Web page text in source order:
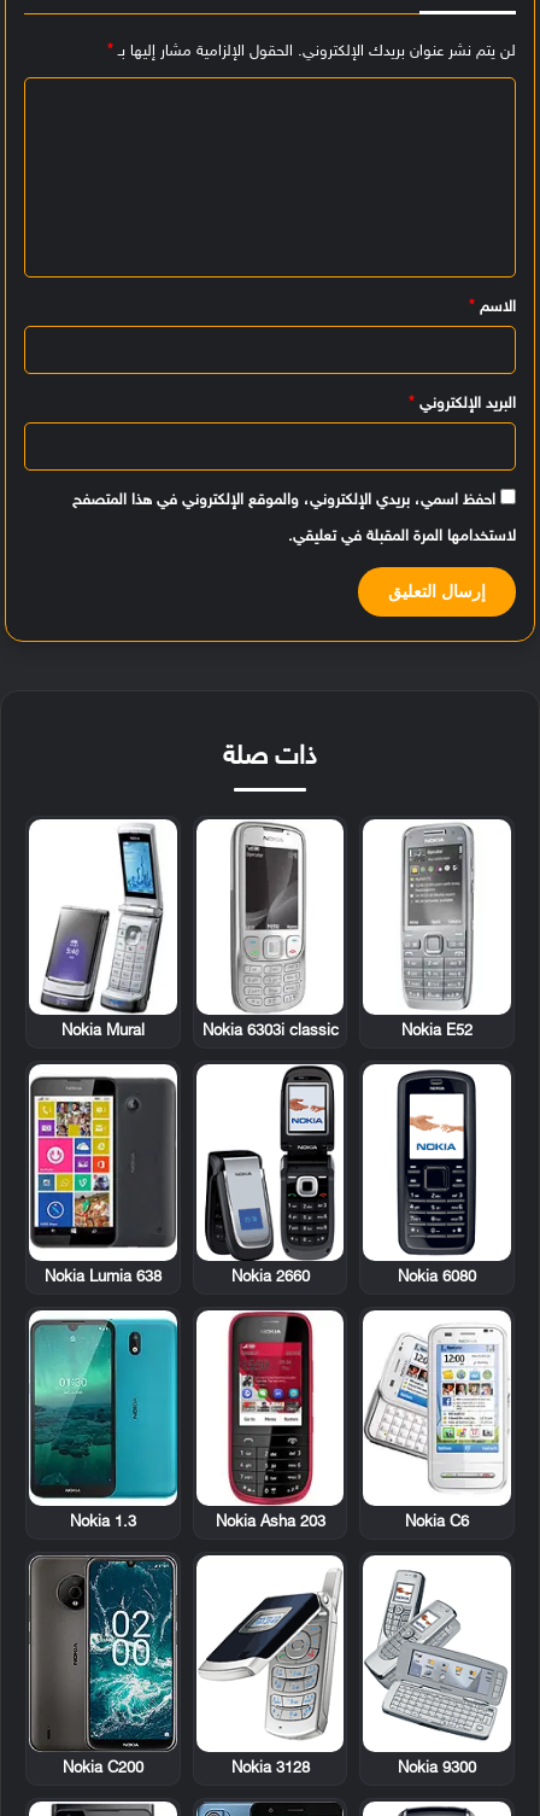
لن يتم نشر عنوان بريدك الإلكتروني. الحقول الإلزامية مشار إليها بـ*
ي
ق
الاسم *
البريد الإلكتروني *
احفظ اسمي، بريدي الإلكتروني، والموقع الإلكتروني في هذا المتصفح
لاستخدامها المرة المقبلة في تعليقي.
ذات صلة
Nokia E52
Nokia 6303i classic
Nokia Mural
Nokia 6080
Nokia 2660
Nokia Lumia 638
Nokia C6
Nokia Asha 203
Nokia 1.3
Nokia 9300
Nokia 3128
Nokia C200